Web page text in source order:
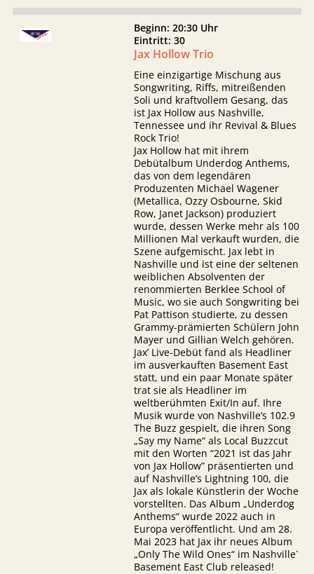
Beginn: 20:30 Uhr
Eintritt: 30
Jax Hollow Trio
Eine einzigartige Mischung aus
Songwriting, Riffs, mitreißenden
Soli und kraftvollem Gesang, das
ist Jax Hollow aus Nashville,
Tennessee und ihr Revival & Blues
Rock Trio!
Jax Hollow hat mit ihrem
Debütalbum Underdog Anthems,
das von dem legendären
Produzenten Michael Wagener
(Metallica, Ozzy Osbourne, Skid
Row, Janet Jackson) produziert
wurde, dessen Werke mehr als 100
Millionen Mal verkauft wurden, die
Szene aufgemischt. Jax lebt in
Nashville und ist eine der seltenen
weiblichen Absolventen der
renommierten Berklee School of
Music, wo sie auch Songwriting bei
Pat Pattison studierte, zu dessen
Grammy-prämierten Schülern John
Mayer und Gillian Welch gehören.
Jax’ Live-Debüt fand als Headliner
im ausverkauften Basement East
statt, und ein paar Monate später
trat sie als Headliner im
weltberühmten Exit/In auf. Ihre
Musik wurde von Nashville’s 102.9
The Buzz gespielt, die ihren Song
„Say my Name“ als Local Buzzcut
mit den Worten “2021 ist das Jahr
von Jax Hollow” präsentierten und
auf Nashville’s Lightning 100, die
Jax als lokale Künstlerin der Woche
vorstellten. Das Album „Underdog
Anthems“ wurde 2022 auch in
Europa veröffentlicht. Und am 28.
Mai 2023 hat Jax ihr neues Album
„Only The Wild Ones“ im Nashville`
Basement East Club released!